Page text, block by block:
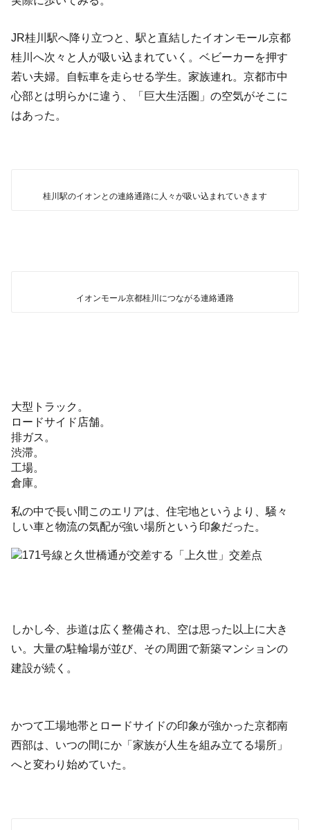
JR桂川駅へ降り立つと、駅と直結したイオンモール京都
桂川へ次々と人が吸い込まれていく。ベビーカーを押す
若い夫婦。自転車を走らせる学生。家族連れ。京都市中
心部とは明らかに違う、「巨大生活圏」の空気がそこに
はあった。
桂川駅のイオンとの連絡通路に人々が吸い込まれていきます
イオンモール京都桂川につながる連絡通路
大型トラック。
ロードサイド店舗。
排ガス。
渋滞。
工場。
倉庫。
私の中で長い間このエリアは、住宅地というより、騒々
しい車と物流の気配が強い場所という印象だった。
しかし今、歩道は広く整備され、空は思った以上に大き
い。大量の駐輪場が並び、その周囲で新築マンションの
建設が続く。
かつて工場地帯とロードサイドの印象が強かった京都南
西部は、いつの間にか「家族が人生を組み立てる場所」
へと変わり始めていた。